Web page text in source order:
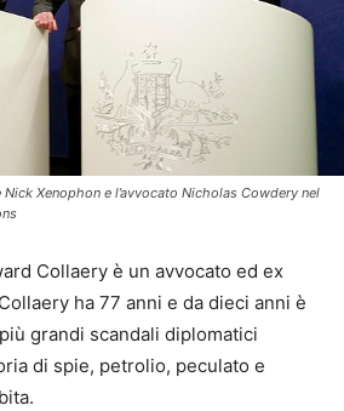
Xenophon e l’avvocato Nicholas Cowdery nel
Collaery è un avvocato ed ex
ha 77 anni e da dieci anni è
grandi scandali diplomatici
di spie, petrolio, peculato e